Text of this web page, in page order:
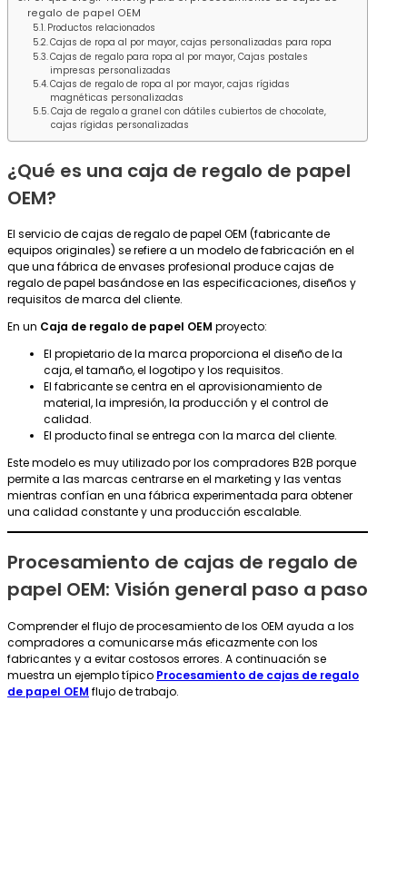
regalo de papel OEM
Productos relacionados
Cajas de ropa al por mayor, cajas personalizadas para ropa
Cajas de regalo para ropa al por mayor, Cajas postales
impresas personalizadas
Cajas de regalo de ropa al por mayor, cajas rígidas
magnéticas personalizadas
Caja de regalo a granel con dátiles cubiertos de chocolate,
cajas rígidas personalizadas
¿Qué es una caja de regalo de papel
OEM?
El servicio de cajas de regalo de papel OEM (fabricante de
equipos originales) se refiere a un modelo de fabricación en el
que una fábrica de envases profesional produce cajas de
regalo de papel basándose en las especificaciones, diseños y
requisitos de marca del cliente.
En un Caja de regalo de papel OEM proyecto:
El propietario de la marca proporciona el diseño de la
caja, el tamaño, el logotipo y los requisitos.
El fabricante se centra en el aprovisionamiento de
material, la impresión, la producción y el control de
calidad.
El producto final se entrega con la marca del cliente.
Este modelo es muy utilizado por los compradores B2B porque
permite a las marcas centrarse en el marketing y las ventas
mientras confían en una fábrica experimentada para obtener
una calidad constante y una producción escalable.
Procesamiento de cajas de regalo de
papel OEM: Visión general paso a paso
Comprender el flujo de procesamiento de los OEM ayuda a los
compradores a comunicarse más eficazmente con los
fabricantes y a evitar costosos errores. A continuación se
muestra un ejemplo típico Procesamiento de cajas de regalo
de papel OEM flujo de trabajo.